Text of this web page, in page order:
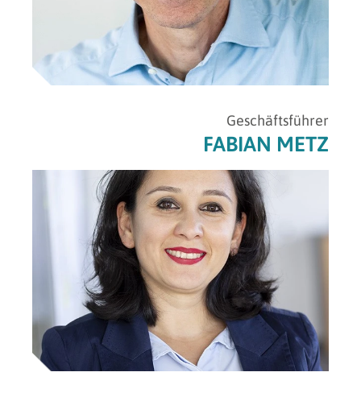
Geschäftsführer
FABIAN METZ